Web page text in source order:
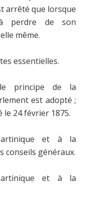
arrêté que lorsque
perdre de son
même.
essentielles.
principe de la
est adopté ;
24 février 1875.
et à la
conseils généraux.
et à la